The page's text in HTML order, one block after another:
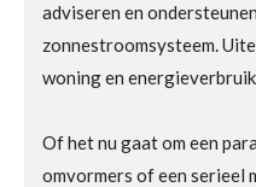
adviseren en
zonnestroomsysteem.
woning en
Of het nu gaat om een
omvormers of een serieel